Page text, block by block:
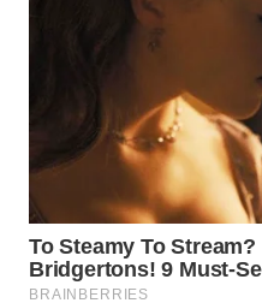
WAHANA
WAHANA
INFRASTRUKTUR
KONSUMEN